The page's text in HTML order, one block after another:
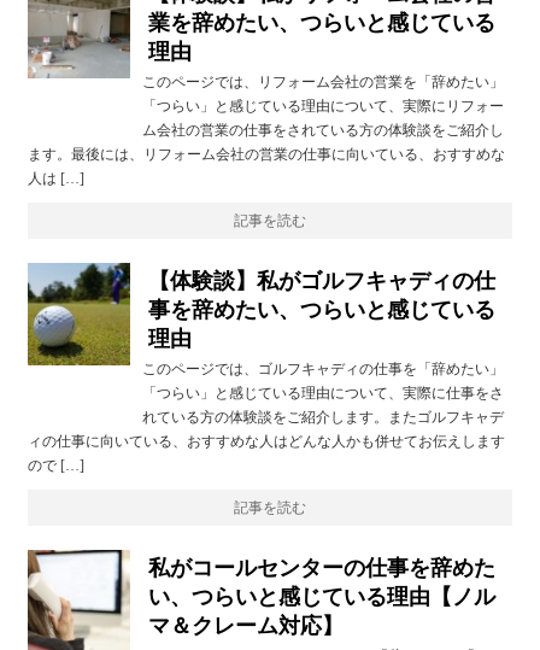
業を辞めたい、つらいと感じている
理由
このページでは、リフォーム会社の営業を「辞めたい」
「つらい」と感じている理由について、実際にリフォー
ム会社の営業の仕事をされている方の体験談をご紹介し
ます。最後には、リフォーム会社の営業の仕事に向いている、おすすめな
人は […]
記事を読む
【体験談】私がゴルフキャディの仕
事を辞めたい、つらいと感じている
理由
このページでは、ゴルフキャディの仕事を「辞めたい」
「つらい」と感じている理由について、実際に仕事をさ
れている方の体験談をご紹介します。またゴルフキャデ
ィの仕事に向いている、おすすめな人はどんな人かも併せてお伝えします
ので […]
記事を読む
私がコールセンターの仕事を辞めた
い、つらいと感じている理由【ノル
マ＆クレーム対応】